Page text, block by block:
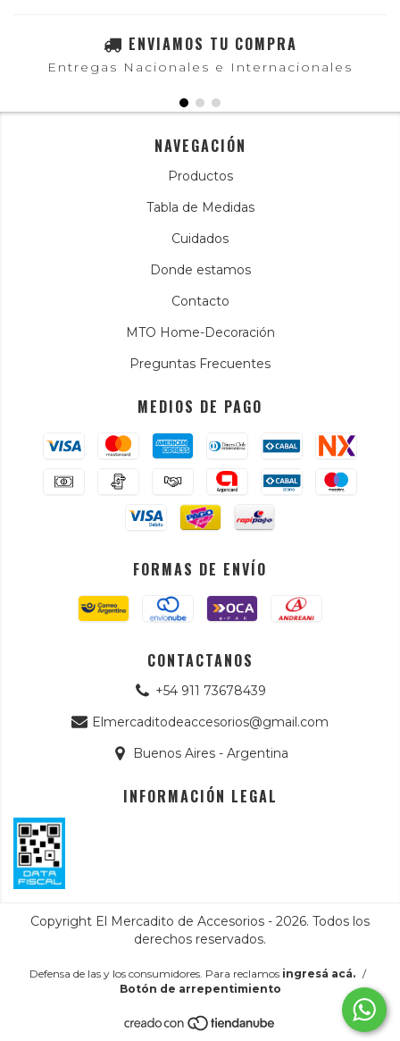
ENVIAMOS TU COMPRA
Entregas Nacionales e Internacionales
NAVEGACIÓN
Productos
Tabla de Medidas
Cuidados
Donde estamos
Contacto
MTO Home-Decoración
Preguntas Frecuentes
MEDIOS DE PAGO
FORMAS DE ENVÍO
CONTACTANOS
+54 911 73678439
Elmercaditodeaccesorios@gmail.com
Buenos Aires - Argentina
INFORMACIÓN LEGAL
Copyright El Mercadito de Accesorios - 2026. Todos los
derechos reservados.
Defensa de las y los consumidores. Para reclamos ingresá acá. /
Botón de arrepentimiento